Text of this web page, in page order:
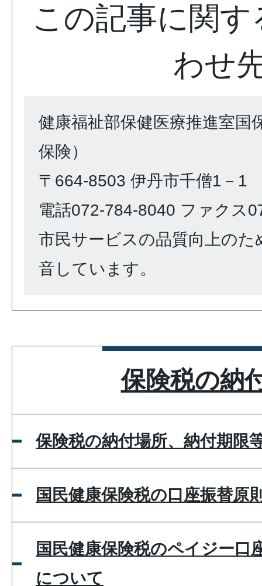
この記事に関
わせ
健康福祉部保健医療推進室国
保険）
〒664-8503 伊丹市千僧1－1
電話072-784-8040 ファクス
市民サービスの品質向上のた
音しています。
保険税の納
保険税の納付場所、納付期限
国民健康保険税の口座振替原
国民健康保険税のペイジー口
について